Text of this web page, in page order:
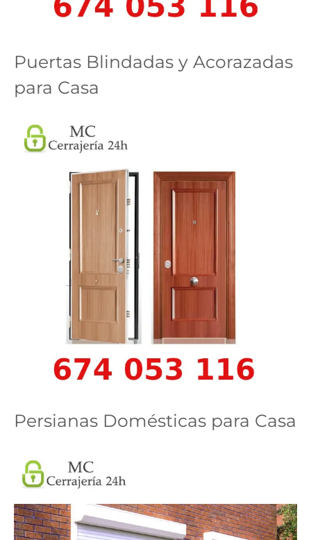
Puertas Blindadas y Acorazadas
para Casa
Persianas Domésticas para Casa